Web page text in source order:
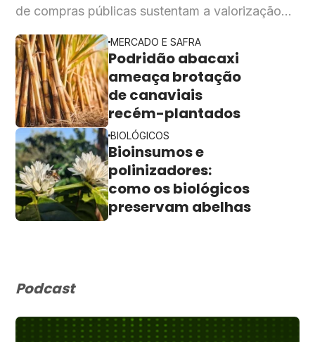
de compras públicas sustentam a valorização
MERCADO E SAFRA
Podridão abacaxi
ameaça brotação
de canaviais
recém-plantados
BIOLÓGICOS
Bioinsumos e
polinizadores:
como os biológicos
preservam abelhas
Podcast